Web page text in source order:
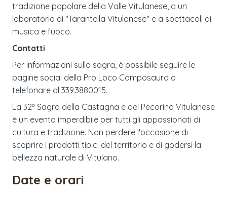
tradizione popolare della Valle Vitulanese, a un
laboratorio di "Tarantella Vitulanese" e a spettacoli di
musica e fuoco.
Contatti
Per informazioni sulla sagra, è possibile seguire le
pagine social della Pro Loco Camposauro o
telefonare al 339.3880015.
La 32ª Sagra della Castagna e del Pecorino Vitulanese
è un evento imperdibile per tutti gli appassionati di
cultura e tradizione. Non perdere l'occasione di
scoprire i prodotti tipici del territorio e di godersi la
bellezza naturale di Vitulano.
Date e orari